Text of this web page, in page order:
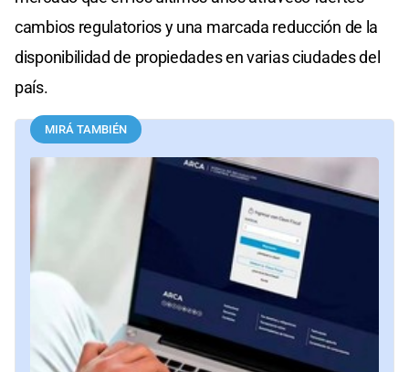
cambios regulatorios y una marcada reducción de la
disponibilidad de propiedades en varias ciudades del
país.
MIRÁ TAMBIÉN